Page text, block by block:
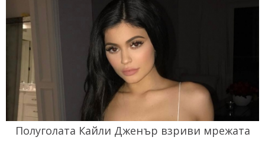
Полуголата Кайли Дженър взриви мрежата